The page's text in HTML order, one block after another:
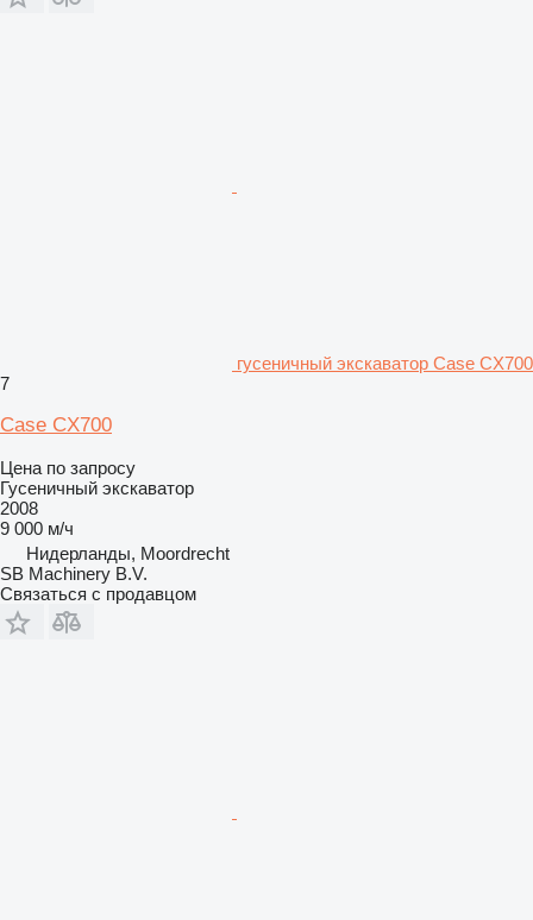
гусеничный экскаватор Case CX700
7
Case CX700
Цена по запросу
Гусеничный экскаватор
2008
9 000 м/ч
Нидерланды, Moordrecht
SB Machinery B.V.
Связаться с продавцом